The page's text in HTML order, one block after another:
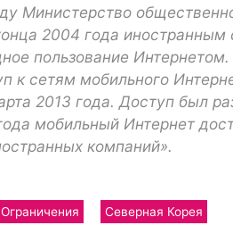
Министерство
2004 года
пользование Интернетом.
к сетям мобильного
2013 года. Доступ был
мобильный Интернет
компаний».
Ограничения Северная Корея